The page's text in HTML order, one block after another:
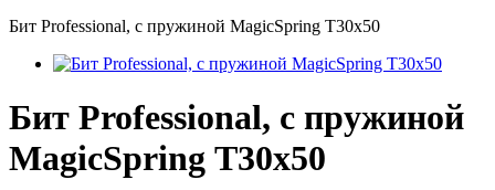
Бит Professional, с пружиной MagicSpring Т30x50
Бит Professional, с пружиной
MagicSpring Т30x50